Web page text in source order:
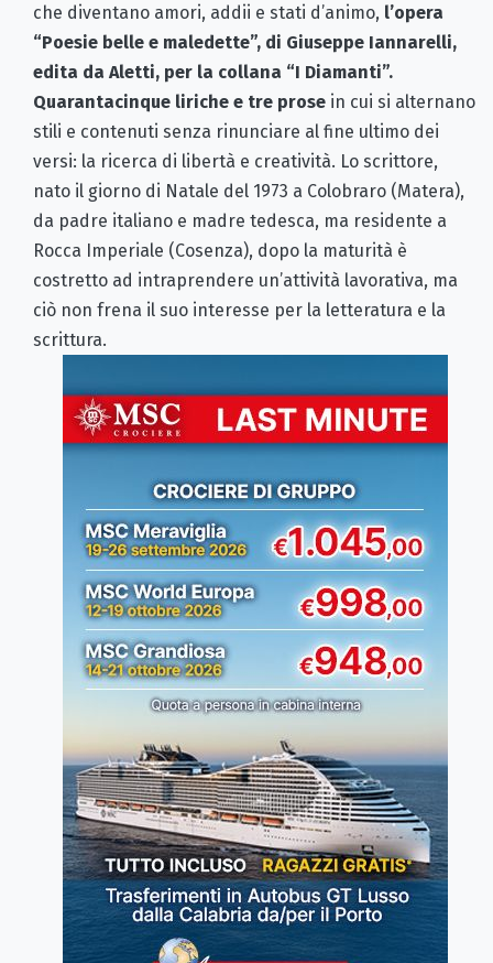
che diventano amori, addii e stati d’animo, l’opera
“Poesie belle e maledette”, di Giuseppe Iannarelli,
edita da Aletti, per la collana “I Diamanti”.
Quarantacinque liriche e tre prose in cui si alternano
stili e contenuti senza rinunciare al fine ultimo dei
versi: la ricerca di libertà e creatività. Lo scrittore,
nato il giorno di Natale del 1973 a Colobraro (Matera),
da padre italiano e madre tedesca, ma residente a
Rocca Imperiale (Cosenza), dopo la maturità è
costretto ad intraprendere un’attività lavorativa, ma
ciò non frena il suo interesse per la letteratura e la
scrittura.